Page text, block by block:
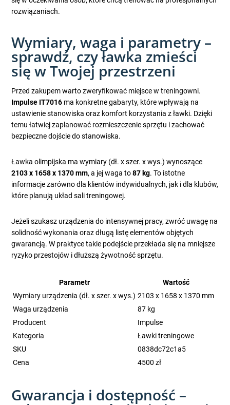
rozwiązaniach.
Wymiary, waga i parametry –
sprawdź, czy ławka zmieści
się w Twojej przestrzeni
Przed zakupem warto zweryfikować miejsce w treningowni.
Impulse IT7016 ma konkretne gabaryty, które wpływają na
ustawienie stanowiska oraz komfort korzystania z ławki. Dzięki
temu łatwiej zaplanować rozmieszczenie sprzętu i zachować
bezpieczne dojście do stanowiska.
Ławka olimpijska ma wymiary (dł. x szer. x wys.) wynoszące
2103 x 1658 x 1370 mm, a jej waga to87 kg. To istotne
informacje zarówno dla klientów indywidualnych, jak i dla klubów,
które planują układ sali treningowej.
Jeżeli szukasz urządzenia do intensywnej pracy, zwróć uwagę na
solidność wykonania oraz długą listę elementów objętych
gwarancją. W praktyce takie podejście przekłada się na mniejsze
ryzyko przestojów i dłuższą żywotność sprzętu.
Parametr
Wartość
Wymiary urządzenia (dł. x szer. x wys.) 2103 x 1658 x 1370 mm
Waga urządzenia
87 kg
Producent
Impulse
Kategoria
Ławki treningowe
SKU
0838dc72c1a5
Cena
4500 zł
Gwarancja i dostępność –